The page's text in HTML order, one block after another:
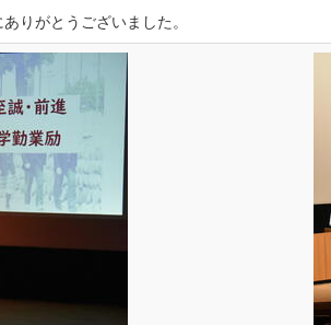
りがとうございました。